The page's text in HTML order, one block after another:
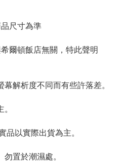
尺寸為準
爾頓飯店無關，特此聲明
解析度不同而有些許落差。
以實際出貨為主。
置於潮濕處。